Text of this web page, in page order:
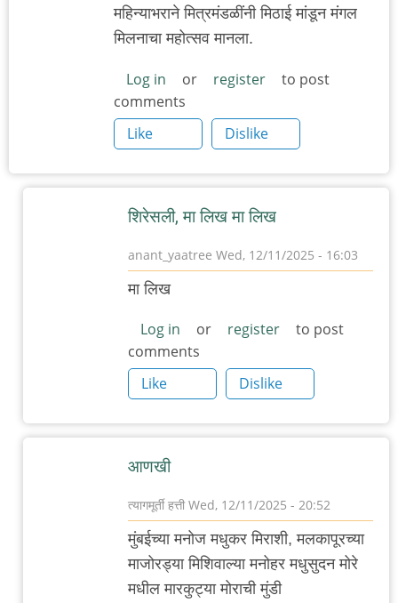
महिन्याभराने मित्रमंडळींनी मिठाई मांडून मंगल
मिलनाचा महोत्सव मानला.
Log in or register
to post
comments
Like
Dislike
शिरेसली, मा लिख मा लिख
anant_yaatree Wed, 12/11/2025 - 16:03
In
म
चा
अनुप्रास
by
हत्ती
मा लिख
Log in or register
to post
comments
Like
Dislike
आणखी
त्यागमूर्ती हत्ती Wed, 12/11/2025 - 20:52
In
reply
मुंबईच्या मनोज मधुकर मिराशी, मलकापूरच्या
माजोरड्या मिशिवाल्या मनोहर मधुसुदन मोरे
मधील मारकुट्या मोराची मुंडी